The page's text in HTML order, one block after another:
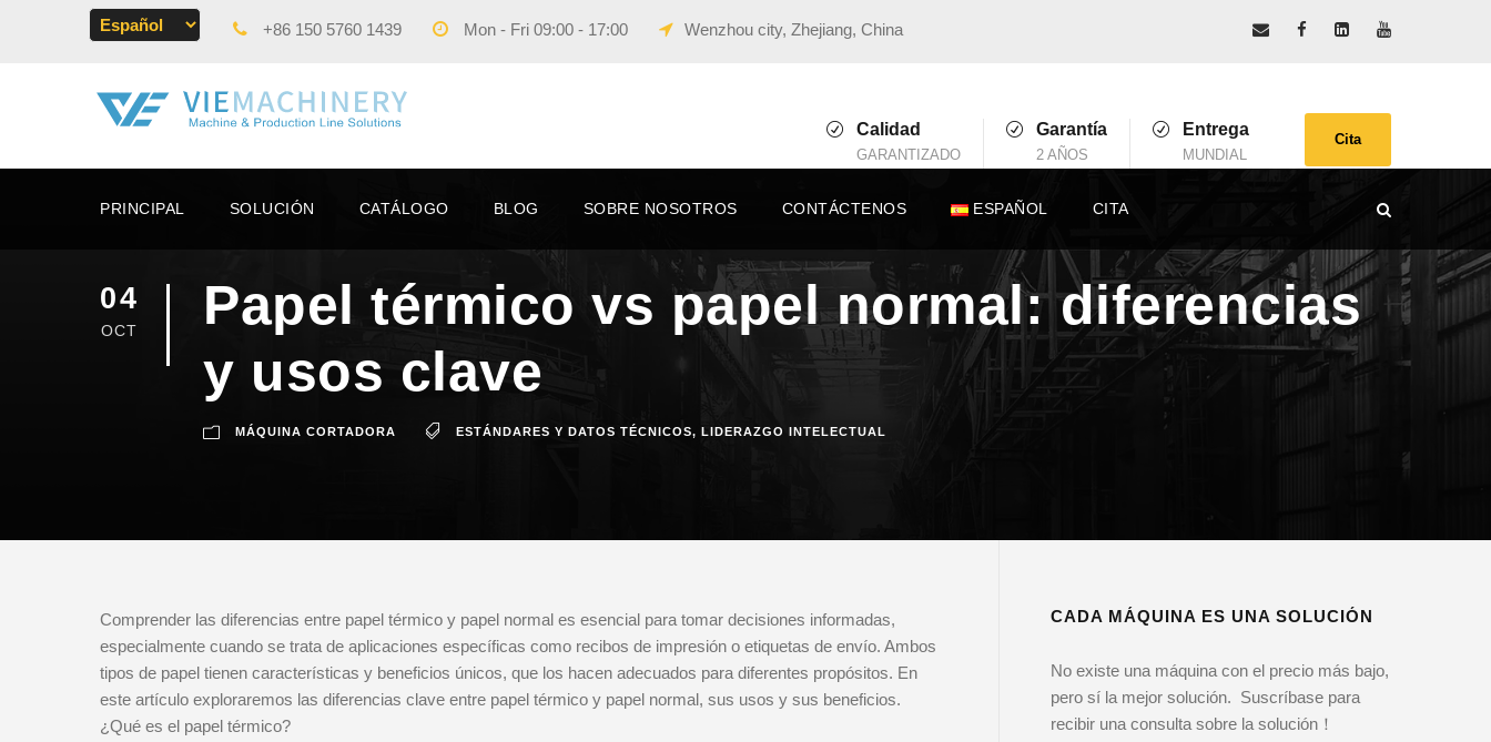
+86 150 5760 1439 Mon - Fri 09:00 - 17:00 Wenzhou city, Zhejiang, China
Calidad
GARANTIZADO
Garantía
2 AÑOS
Entrega
MUNDIAL
Cita
PRINCIPAL SOLUCIÓN CATÁLOGO BLOG SOBRE NOSOTROS CONTÁCTENOS ESPAÑOL CITA
04
OCT
Papel térmico vs papel normal: diferencias
y usos clave
MÁQUINA CORTADORA ESTÁNDARES Y DATOS TÉCNICOS, LIDERAZGO INTELECTUAL
Comprender las diferencias entre papel térmico y papel normal es esencial para tomar decisiones informadas,
especialmente cuando se trata de aplicaciones específicas como recibos de impresión o etiquetas de envío. Ambos
tipos de papel tienen características y beneficios únicos, que los hacen adecuados para diferentes propósitos. En
este artículo exploraremos las diferencias clave entre papel térmico y papel normal, sus usos y sus beneficios.
¿Qué es el papel térmico?
CADA MÁQUINA ES UNA SOLUCIÓN
No existe una máquina con el precio más bajo,
pero sí la mejor solución. Suscríbase para
recibir una consulta sobre la solución！